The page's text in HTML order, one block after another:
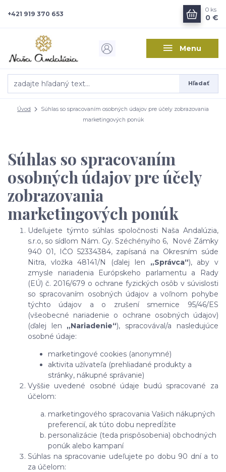
Menu
Hľadať
+421 919 370 653
0 ks
0 €
Úvod
Súhlas so spracovaním osobných údajov pre účely zobrazovania
marketingových ponúk
Súhlas so spracovaním
osobných údajov pre účely
zobrazovania
marketingových ponúk
Udeľujete týmto súhlas spoločnosti Naša Andalúzia,
s.r.o, so sídlom Nám. Gy. Széchényiho 6, Nové Zámky
940 01, IČO 52334384, zapísaná na Okresním súde
Nitra, vložka 48141/N (ďalej len „Správca“), aby v
zmysle nariadenia Európskeho parlamentu a Rady
(EÚ) č. 2016/679 o ochrane fyzických osôb v súvislosti
so spracovaním osobných údajov a voľnom pohybe
týchto údajov a o zrušení smernice 95/46/ES
(všeobecné nariadenie o ochrane osobných údajov)
(ďalej len „Nariadenie“), spracovával/a nasledujúce
osobné údaje:
marketingové cookies (anonymné)
aktivita užívateľa (prehliadané produkty a
stránky, nákupné správanie)
Vyššie uvedené osobné údaje budú spracované za
účelom:
marketingového spracovania Vašich nákupných
preferencií, ak túto dobu nepredĺžite
personalizácie (teda prispôsobenia) obchodných
ponúk alebo kampaní
Súhlas na spracovanie udeľujete po dobu 90 dní a to
za účelom: